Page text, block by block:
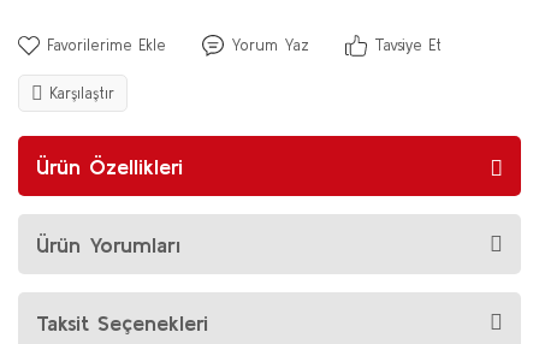
Yorum Yaz Tavsiye Et
Karşılaştır
Ürün Özellikleri
Ürün Yorumları
Taksit Seçenekleri